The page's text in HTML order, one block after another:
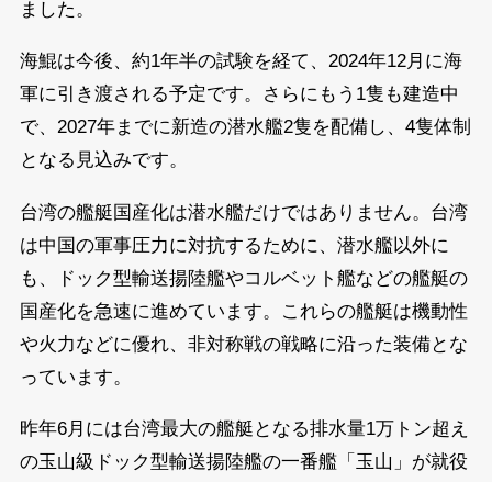
ました。
海鯤は今後、約1年半の試験を経て、2024年12月に海
軍に引き渡される予定です。さらにもう1隻も建造中
で、2027年までに新造の潜水艦2隻を配備し、4隻体制
となる見込みです。
台湾の艦艇国産化は潜水艦だけではありません。台湾
は中国の軍事圧力に対抗するために、潜水艦以外に
も、ドック型輸送揚陸艦やコルベット艦などの艦艇の
国産化を急速に進めています。これらの艦艇は機動性
や火力などに優れ、非対称戦の戦略に沿った装備とな
っています。
昨年6月には台湾最大の艦艇となる排水量1万トン超え
の玉山級ドック型輸送揚陸艦の一番艦「玉山」が就役